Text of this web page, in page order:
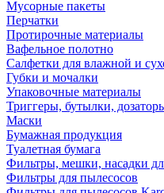
Мусорные пакеты
Перчатки
Протирочные материалы
Вафельное полотно
Салфетки для влажной и
Губки и мочалки
Упаковочные материалы
Триггеры, бутылки,
Маски
Бумажная продукция
Туалетная бумага
Фильтры, мешки, насадки
Фильтры для пылесосов